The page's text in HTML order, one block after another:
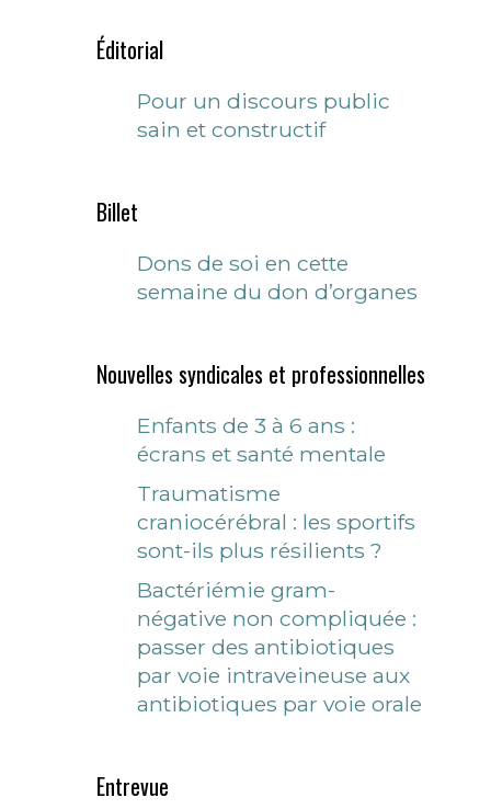
Éditorial
Pour un discours public
sain et constructif
Billet
Dons de soi en cette
semaine du don d’organes
Nouvelles syndicales et professionnelles
Enfants de 3 à 6 ans :
écrans et santé mentale
Traumatisme
craniocérébral : les sportifs
sont-ils plus résilients ?
Bactériémie gram-
négative non compliquée :
passer des antibiotiques
par voie intraveineuse aux
antibiotiques par voie orale
Entrevue